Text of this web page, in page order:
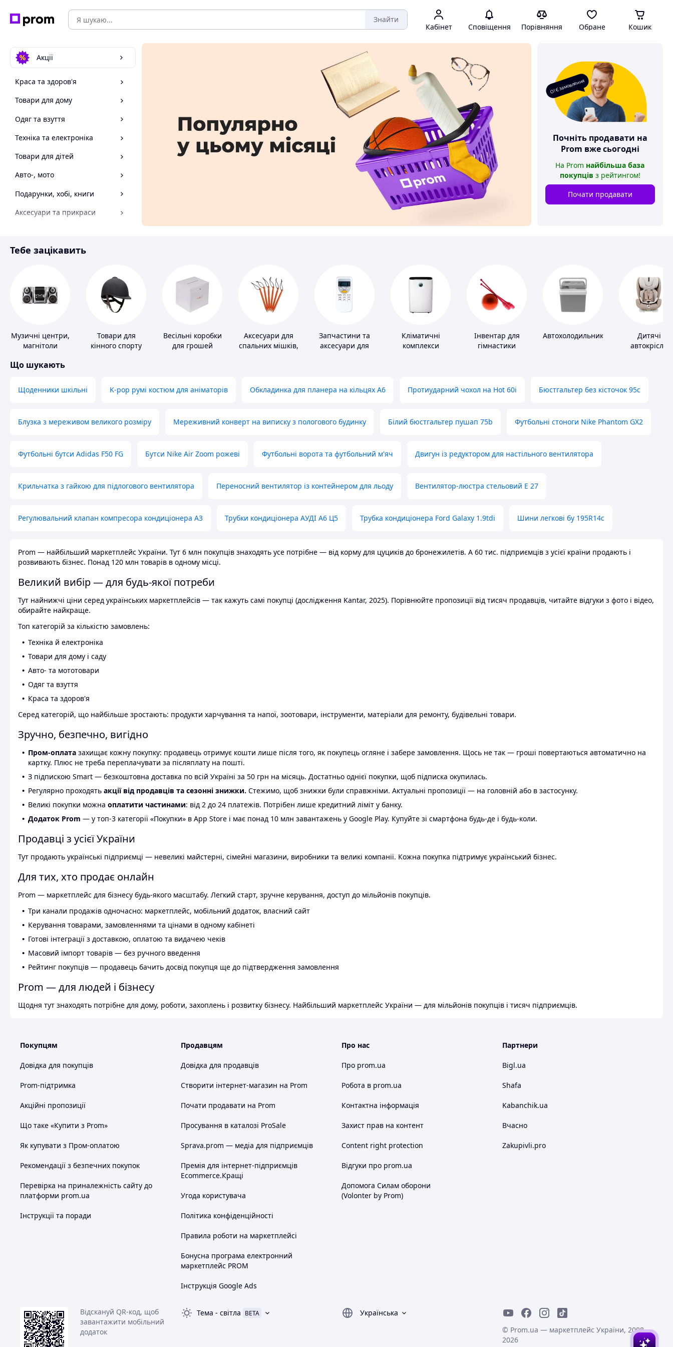
Знайти
Кабінет Сповіщення Порівняння Обране Кошик
Акції
Краса та здоров'я
Товари для дому
Одяг та взуття
Техніка та електроніка
Товари для дітей
Авто-, мото
Подарунки, хобі, книги
Аксесуари та прикраси
Спорт і відпочинок
О! Є замовлення
Почніть продавати на
Prom вже сьогодні
На Prom найбільша база
покупців з рейтингом!
Почати продавати
Тебе зацікавить
Музичні центри,
магнітоли
Товари для
кінного спорту
Весільні коробки
для грошей
Аксесуари для
спальних мішків,
Запчастини та
аксесуари для
Кліматичні
комплекси
Інвентар для
гімнастики
Автохолодильники
Дитячі
автокрісла
Що шукають
Щоденники шкільні K-pop румі костюм для аніматорів Обкладинка для планера на кільцях А6 Протиударний чохол на Hot 60i Бюстгальтер без кісточок 95с
Блузка з мереживом великого розміру Мереживний конверт на виписку з пологового будинку Білий бюстгальтер пушап 75b Футбольні стоноги Nike Phantom GX2
Футбольні бутси Adidas F50 FG Бутси Nike Air Zoom рожеві Футбольні ворота та футбольний м'яч Двигун із редуктором для настільного вентилятора
Крильчатка з гайкою для підлогового вентилятора Переносний вентилятор із контейнером для льоду Вентилятор-люстра стельовий E 27
Регулювальний клапан компресора кондиціонера А3 Трубки кондиціонера АУДІ А6 Ц5 Трубка кондиціонера Ford Galaxy 1.9tdi Шини легкові бу 195R14c
Prom — найбільший маркетплейс України. Тут 6 млн покупців знаходять усе потрібне — від корму для цуциків до бронежилетів. А 60 тис. підприємців з усієї країни продають і
розвивають бізнес. Понад 120 млн товарів в одному місці.
Великий вибір — для будь-якої потреби
Тут найнижчі ціни серед українських маркетплейсів — так кажуть самі покупці (дослідження Kantar, 2025). Порівнюйте пропозиції від тисяч продавців, читайте відгуки з фото і відео,
обирайте найкраще.
Топ категорій за кількістю замовлень:
Техніка й електроніка
Товари для дому і саду
Авто- та мототовари
Одяг та взуття
Краса та здоров'я
Серед категорій, що найбільше зростають: продукти харчування та напої, зоотовари, інструменти, матеріали для ремонту, будівельні товари.
Зручно, безпечно, вигідно
Пром-оплата захищає кожну покупку: продавець отримує кошти лише після того, як покупець огляне і забере замовлення. Щось не так — гроші повертаються автоматично на
картку. Плюс не треба переплачувати за післяплату на пошті.
З підпискою Smart — безкоштовна доставка по всій Україні за 50 грн на місяць. Достатньо однієї покупки, щоб підписка окупилась.
Регулярно проходять акції від продавців та сезонні знижки. Стежимо, щоб знижки були справжніми. Актуальні пропозиції — на головній або в застосунку.
Великі покупки можна оплатити частинами: від 2 до 24 платежів. Потрібен лише кредитний ліміт у банку.
Додаток Prom — у топ-3 категорії «Покупки» в App Store і має понад 10 млн завантажень у Google Play. Купуйте зі смартфона будь-де і будь-коли.
Продавці з усієї України
Тут продають українські підприємці — невеликі майстерні, сімейні магазини, виробники та великі компанії. Кожна покупка підтримує український бізнес.
Для тих, хто продає онлайн
Prom — маркетплейс для бізнесу будь-якого масштабу. Легкий старт, зручне керування, доступ до мільйонів покупців.
Три канали продажів одночасно: маркетплейс, мобільний додаток, власний сайт
Керування товарами, замовленнями та цінами в одному кабінеті
Готові інтеграції з доставкою, оплатою та видачею чеків
Масовий імпорт товарів — без ручного введення
Рейтинг покупців — продавець бачить досвід покупця ще до підтвердження замовлення
Prom — для людей і бізнесу
Щодня тут знаходять потрібне для дому, роботи, захоплень і розвитку бізнесу. Найбільший маркетплейс України — для мільйонів покупців і тисяч підприємців.
Покупцям
Довідка для покупців
Prom-підтримка
Акційні пропозиції
Що таке «Купити з Prom»
Як купувати з Пром-оплатою
Рекомендації з безпечних покупок
Перевірка на приналежність сайту до
платформи prom.ua
Інструкції та поради
Продавцям
Довідка для продавців
Створити інтернет-магазин на Prom
Почати продавати на Prom
Просування в каталозі ProSale
Sprava.prom — медіа для підприємців
Премія для інтернет-підприємців
Ecommerce.Кращі
Угода користувача
Політика конфіденційності
Правила роботи на маркетплейсі
Бонусна програма електронний
маркетплейс PROM
Інструкція Google Ads
Про нас
Про prom.ua
Робота в prom.ua
Контактна інформація
Захист прав на контент
Content right protection
Відгуки про prom.ua
Допомога Силам оборони
(Volonter by Prom)
Партнери
Bigl.ua
Shafa
Kabanchik.ua
Вчасно
Zakupivli.pro
Відскануй QR-код, щоб
завантажити мобільний
додаток
Тема - світла BETA
Українська
© Prom.ua — маркетплейс України, 2008-
2026